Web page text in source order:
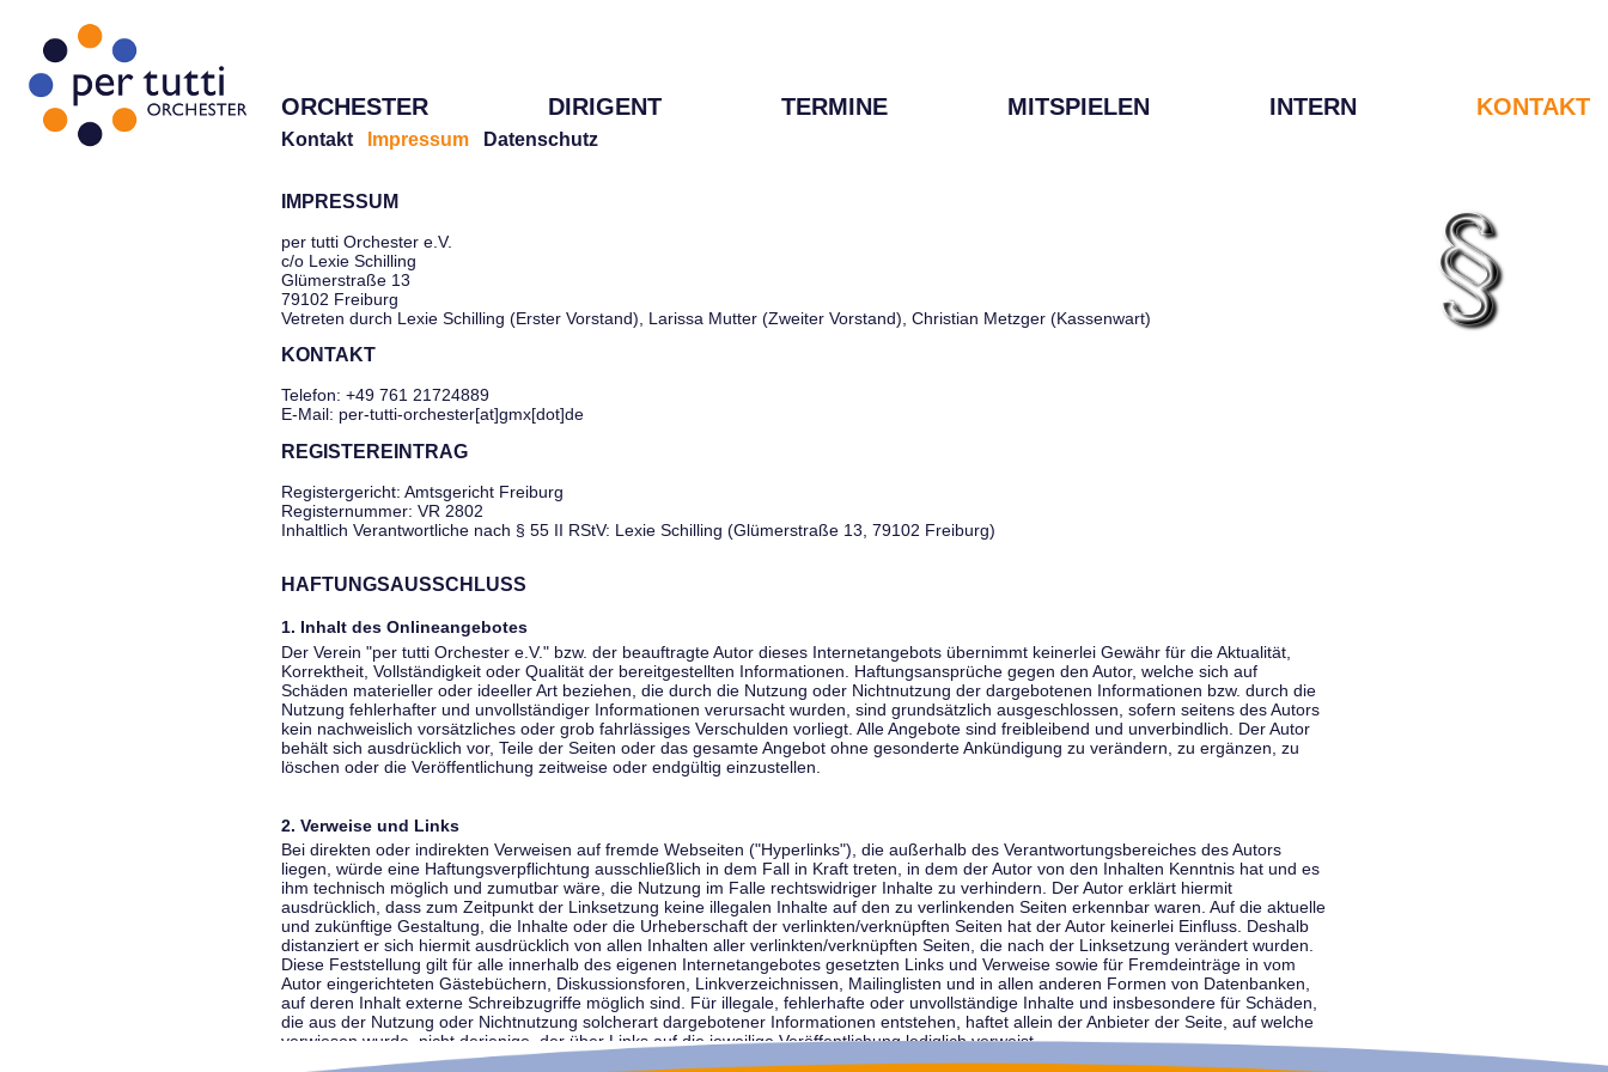
ORCHESTER DIRIGENT TERMINE MITSPIELEN INTERN KONTAKT
Kontakt Impressum Datenschutz
IMPRESSUM
per tutti Orchester e.V.
c/o Lexie Schilling
Glümerstraße 13
79102 Freiburg
Vetreten durch Lexie Schilling (Erster Vorstand), Larissa Mutter (Zweiter Vorstand), Christian Metzger (Kassenwart)
KONTAKT
Telefon: +49 761 21724889
E-Mail: per-tutti-orchester[at]gmx[dot]de
REGISTEREINTRAG
Registergericht: Amtsgericht Freiburg
Registernummer: VR 2802
Inhaltlich Verantwortliche nach § 55 II RStV: Lexie Schilling (Glümerstraße 13, 79102 Freiburg)
HAFTUNGSAUSSCHLUSS
1. Inhalt des Onlineangebotes
Der Verein "per tutti Orchester e.V." bzw. der beauftragte Autor dieses Internetangebots übernimmt keinerlei Gewähr für die Aktualität,
Korrektheit, Vollständigkeit oder Qualität der bereitgestellten Informationen. Haftungsansprüche gegen den Autor, welche sich auf
Schäden materieller oder ideeller Art beziehen, die durch die Nutzung oder Nichtnutzung der dargebotenen Informationen bzw. durch die
Nutzung fehlerhafter und unvollständiger Informationen verursacht wurden, sind grundsätzlich ausgeschlossen, sofern seitens des Autors
kein nachweislich vorsätzliches oder grob fahrlässiges Verschulden vorliegt. Alle Angebote sind freibleibend und unverbindlich. Der Autor
behält sich ausdrücklich vor, Teile der Seiten oder das gesamte Angebot ohne gesonderte Ankündigung zu verändern, zu ergänzen, zu
löschen oder die Veröffentlichung zeitweise oder endgültig einzustellen.
2. Verweise und Links
Bei direkten oder indirekten Verweisen auf fremde Webseiten ("Hyperlinks"), die außerhalb des Verantwortungsbereiches des Autors
liegen, würde eine Haftungsverpflichtung ausschließlich in dem Fall in Kraft treten, in dem der Autor von den Inhalten Kenntnis hat und es
ihm technisch möglich und zumutbar wäre, die Nutzung im Falle rechtswidriger Inhalte zu verhindern. Der Autor erklärt hiermit
ausdrücklich, dass zum Zeitpunkt der Linksetzung keine illegalen Inhalte auf den zu verlinkenden Seiten erkennbar waren. Auf die aktuelle
und zukünftige Gestaltung, die Inhalte oder die Urheberschaft der verlinkten/verknüpften Seiten hat der Autor keinerlei Einfluss. Deshalb
distanziert er sich hiermit ausdrücklich von allen Inhalten aller verlinkten/verknüpften Seiten, die nach der Linksetzung verändert wurden.
Diese Feststellung gilt für alle innerhalb des eigenen Internetangebotes gesetzten Links und Verweise sowie für Fremdeinträge in vom
Autor eingerichteten Gästebüchern, Diskussionsforen, Linkverzeichnissen, Mailinglisten und in allen anderen Formen von Datenbanken,
auf deren Inhalt externe Schreibzugriffe möglich sind. Für illegale, fehlerhafte oder unvollständige Inhalte und insbesondere für Schäden,
die aus der Nutzung oder Nichtnutzung solcherart dargebotener Informationen entstehen, haftet allein der Anbieter der Seite, auf welche
verwiesen wurde, nicht derjenige, der über Links auf die jeweilige Veröffentlichung lediglich verweist.